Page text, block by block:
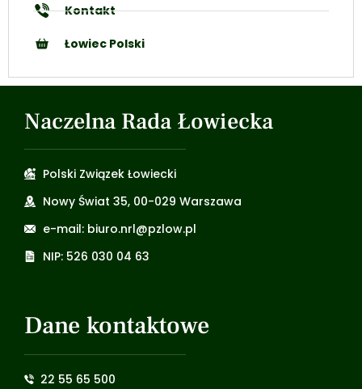
Kontakt
Łowiec Polski
Naczelna Rada Łowiecka
Polski Związek Łowiecki
Nowy Świat 35, 00-029 Warszawa
e-mail: biuro.nrl@pzlow.pl
NIP: 526 030 04 63
Dane kontaktowe
22 55 65 500